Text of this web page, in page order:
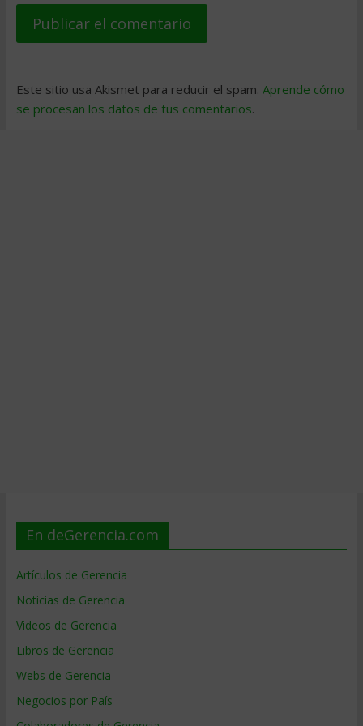
Este sitio usa Akismet para reducir el spam. Aprende cómo
se procesan los datos de tus comentarios.
En deGerencia.com
Artículos de Gerencia
Noticias de Gerencia
Videos de Gerencia
Libros de Gerencia
Webs de Gerencia
Negocios por País